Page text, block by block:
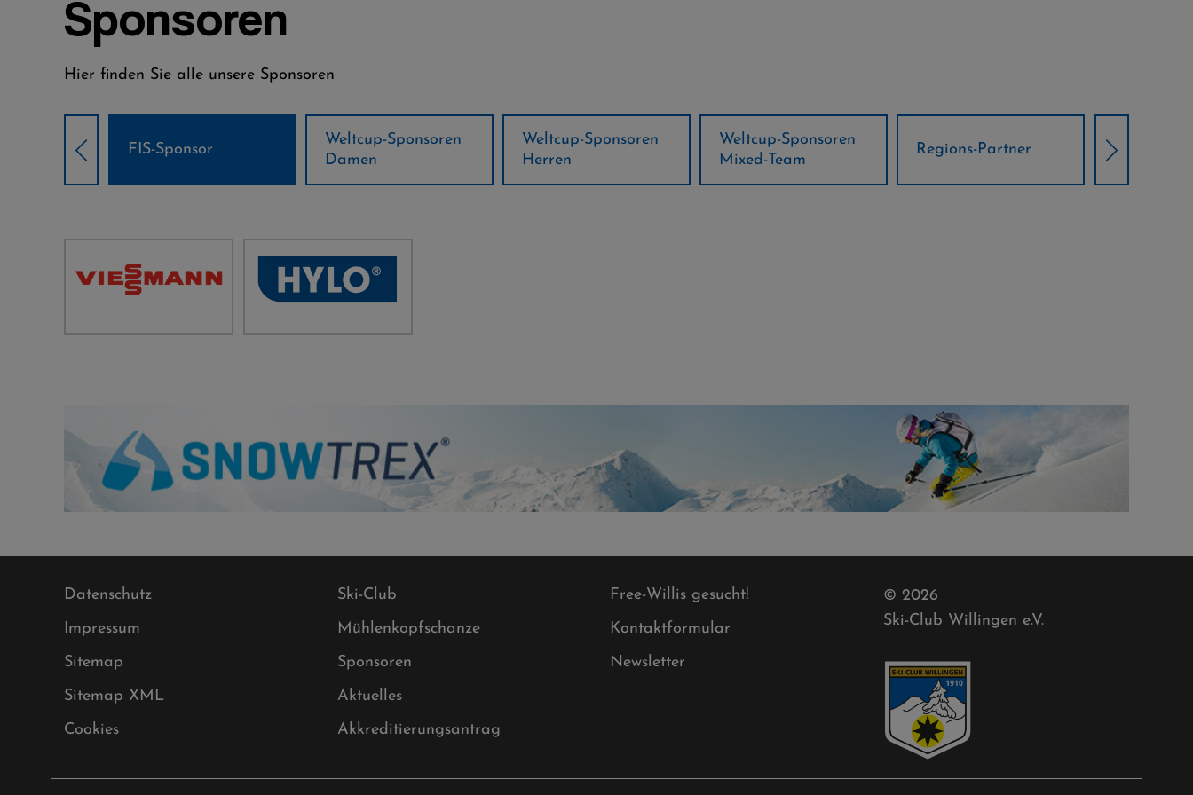
Sponsoren
Hier finden Sie alle unsere Sponsoren
Weltcup-Sponsoren
Damen
Weltcup-Sponsoren
Herren
Weltcup-Sponsoren
Mixed-Team
Regions-Partner
Örtliche Weltcup-
Partner
Klima
Datenschutz
Impressum
Sitemap
Sitemap XML
Cookies
Ski-Club
Mühlenkopfschanze
Sponsoren
Aktuelles
Akkreditierungsantrag
Free-Willis gesucht!
Kontaktformular
Newsletter
© 2026
Ski-Club Willingen e.V.